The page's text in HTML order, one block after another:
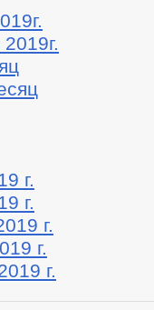
г.
г.
г.
г.
г.